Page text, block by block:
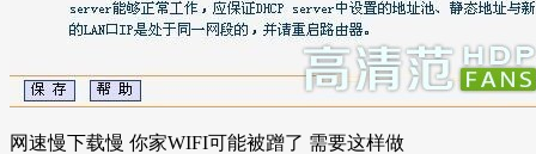
网速慢下载慢 你家WIFI可能被蹭了 需要这样做